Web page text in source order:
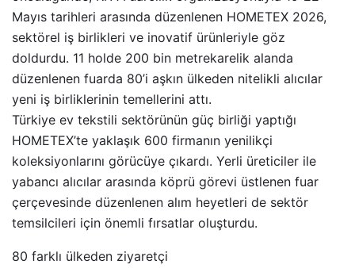
Mayıs tarihleri arasında düzenlenen HOMETEX 2026,
sektörel iş birlikleri ve inovatif ürünleriyle göz
doldurdu. 11 holde 200 bin metrekarelik alanda
düzenlenen fuarda 80’i aşkın ülkeden nitelikli alıcılar
yeni iş birliklerinin temellerini attı.
Türkiye ev tekstili sektörünün güç birliği yaptığı
HOMETEX’te yaklaşık 600 firmanın yenilikçi
koleksiyonlarını görücüye çıkardı. Yerli üreticiler ile
yabancı alıcılar arasında köprü görevi üstlenen fuar
çerçevesinde düzenlenen alım heyetleri de sektör
temsilcileri için önemli fırsatlar oluşturdu.
80 farklı ülkeden ziyaretçi